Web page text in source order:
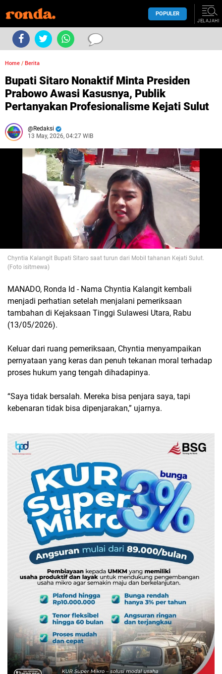
POPULER
JELAJAHI
Home / Berita
Bupati Sitaro Nonaktif Minta Presiden
Prabowo Awasi Kasusnya, Publik
Pertanyakan Profesionalisme Kejati Sulut
Redaksi
13 May, 2026, 04:27 WIB
Chyntia Kalangit Bupati Sitaro saat turun dari Mobil tahanan Kejati Sulut.
(Foto isitmewa)
MANADO, Ronda Id - Nama Chyntia Kalangit kembali
menjadi perhatian setelah menjalani pemeriksaan
tambahan di Kejaksaan Tinggi Sulawesi Utara, Rabu
(13/05/2026).
Keluar dari ruang pemeriksaan, Chyntia menyampaikan
pernyataan yang keras dan penuh tekanan moral terhadap
proses hukum yang tengah dihadapinya.
“Saya tidak bersalah. Mereka bisa penjara saya, tapi
kebenaran tidak bisa dipenjarakan,” ujarnya.